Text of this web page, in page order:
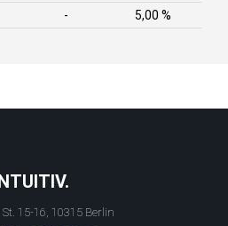
- 5,00 %
15-16, 10315 Berlin